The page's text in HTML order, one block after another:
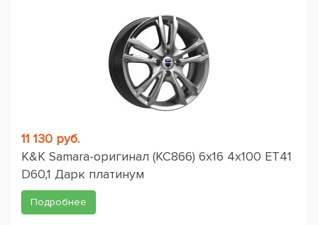
11 130 руб.
K&K Samara-оригинал (КС866) 6x16 4x100 ET41
D60,1 Дарк платинум
Подробнее